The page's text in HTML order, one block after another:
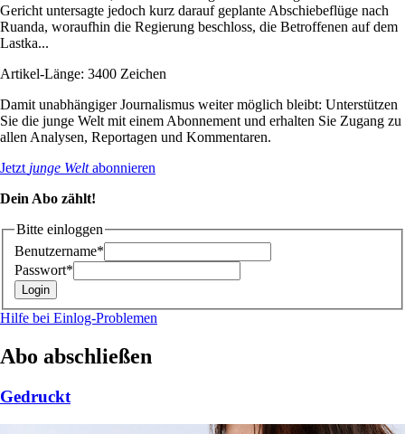
Gericht untersagte jedoch kurz darauf geplante Abschiebeflüge nach
Ruanda, woraufhin die Regierung beschloss, die Betroffenen auf dem
Lastka...
Artikel-Länge: 3400 Zeichen
Damit unabhängiger Journalismus weiter möglich bleibt: Unterstützen
Sie die junge Welt mit einem Abonnement und erhalten Sie Zugang zu
allen Analysen, Reportagen und Kommentaren.
Jetzt junge Weltabonnieren
Dein Abo zählt!
Bitte einloggen
Benutzername*
Passwort*
Hilfe bei Einlog-Problemen
Abo abschließen
Gedruckt